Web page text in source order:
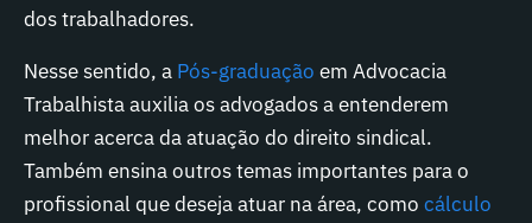
dos trabalhadores.
Nesse sentido, a Pós-graduação em Advocacia
Trabalhista auxilia os advogados a entenderem
melhor acerca da atuação do direito sindical.
Também ensina outros temas importantes para o
profissional que deseja atuar na área, como cálculo